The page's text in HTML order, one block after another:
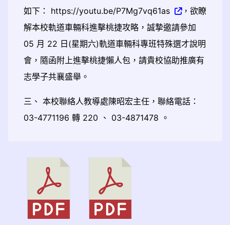
如下： https://youtu.be/P7Mg7vq61as
，欲瞭
解本校軌道車輛科進擊桃捷攻略，誠摯邀請參加
05 月 22 日(星期六)軌道車輛科專班特殊選才說明
會，隨函附上進擊桃捷懶人包，請貴校協助推廣有
志學子共襄盛舉。
三、 本校聯絡人教導處陳昭宏主任，聯絡電話：
03-4771196 轉 220 、 03-4871478 。